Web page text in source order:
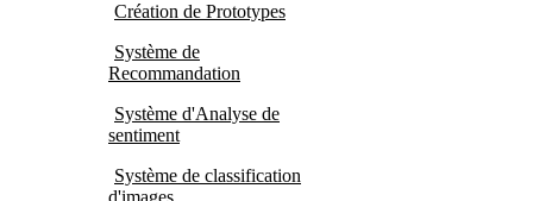
Création de Prototypes
Système de
Recommandation
Système d'Analyse de
sentiment
Système de classification
d'images